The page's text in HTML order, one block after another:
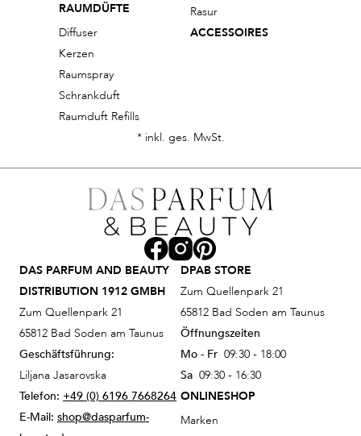
RAUMDÜFTE
Diffuser
Kerzen
Raumspray
Schrankduft
Raumduft Refills
Rasur
ACCESSOIRES
* inkl. ges. MwSt.
DAS PARFUM AND BEAUTY
DISTRIBUTION 1912 GMBH
Zum Quellenpark 21
65812 Bad Soden am Taunus
Geschäftsführung:
Liljana Jasarovska
Telefon: +49 (0) 6196 7668264
E-Mail: shop@dasparfum-
DPAB STORE
Zum Quellenpark 21
65812 Bad Soden am Taunus
Öffnungszeiten
Mo - Fr 09:30 - 18:00
Sa 09:30 - 16:30
ONLINESHOP
Marken